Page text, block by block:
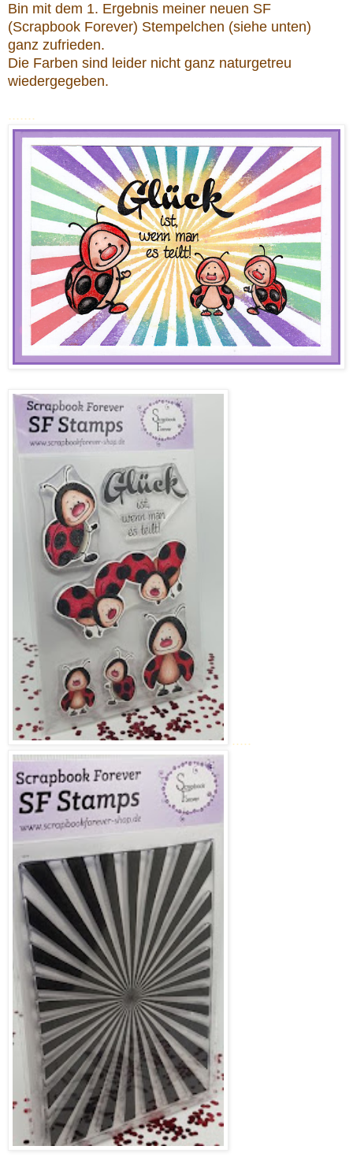
Bin mit dem 1. Ergebnis meiner neuen SF
(Scrapbook Forever) Stempelchen (siehe unten)
ganz zufrieden.
Die Farben sind leider nicht ganz naturgetreu
wiedergegeben.
.......
.....